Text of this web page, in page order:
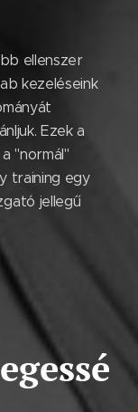
ellenszer
kezeléseink
Ezek a
"normál"
training egy
jellegű